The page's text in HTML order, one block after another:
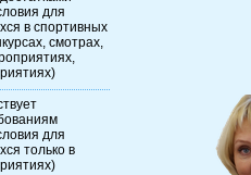
для
в спортивных
смотрах,
для
только в